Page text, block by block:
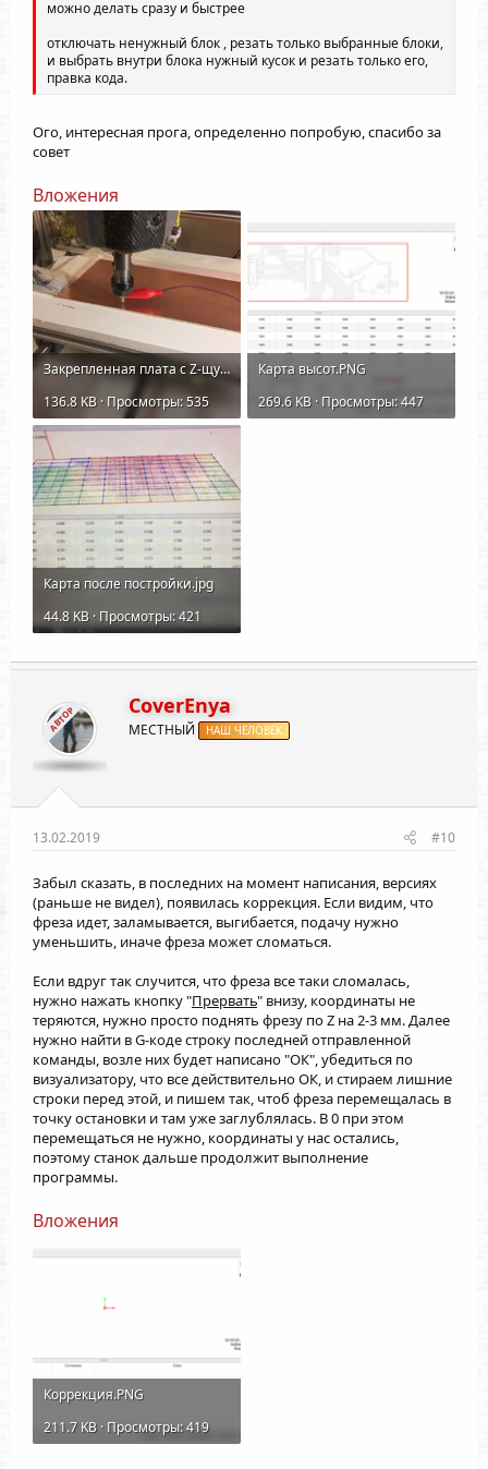
можно делать сразу и быстрее
отключать ненужный блок , резать только выбранные блоки,
и выбрать внутри блока нужный кусок и резать только его,
правка кода.
Ого, интересная прога, определенно попробую, спасибо за
совет
Вложения
Закрепленная плата с Z-щупом.jpg
136.8 KB · Просмотры: 535
Карта высот.PNG
269.6 KB · Просмотры: 447
Карта после постройки.jpg
44.8 KB · Просмотры: 421
АВТОР CoverEnya
МЕСТНЫЙ НАШ ЧЕЛОВЕК
13.02.2019 #10
Забыл сказать, в последних на момент написания, версиях
(раньше не видел), появилась коррекция. Если видим, что
фреза идет, заламывается, выгибается, подачу нужно
уменьшить, иначе фреза может сломаться.
Если вдруг так случится, что фреза все таки сломалась,
нужно нажать кнопку "Прервать" внизу, координаты не
теряются, нужно просто поднять фрезу по Z на 2-3 мм. Далее
нужно найти в G-коде строку последней отправленной
команды, возле них будет написано "ОК", убедиться по
визуализатору, что все действительно ОК, и стираем лишние
строки перед этой, и пишем так, чтоб фреза перемещалась в
точку остановки и там уже заглублялась. В 0 при этом
перемещаться не нужно, координаты у нас остались,
поэтому станок дальше продолжит выполнение
программы.
Вложения
Коррекция.PNG
211.7 KB · Просмотры: 419